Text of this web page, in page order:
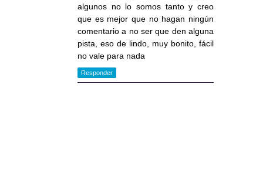
algunos no lo somos tanto y creo
que es mejor que no hagan ningún
comentario a no ser que den alguna
pista, eso de lindo, muy bonito, fácil
no vale para nada
Responder